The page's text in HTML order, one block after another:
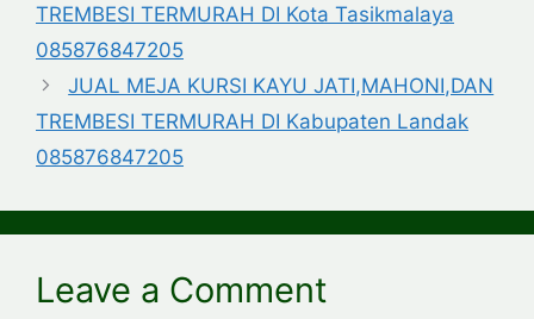
TREMBESI TERMURAH DI Kota Tasikmalaya
085876847205
JUAL MEJA KURSI KAYU JATI,MAHONI,DAN
TREMBESI TERMURAH DI Kabupaten Landak
085876847205
Leave a Comment